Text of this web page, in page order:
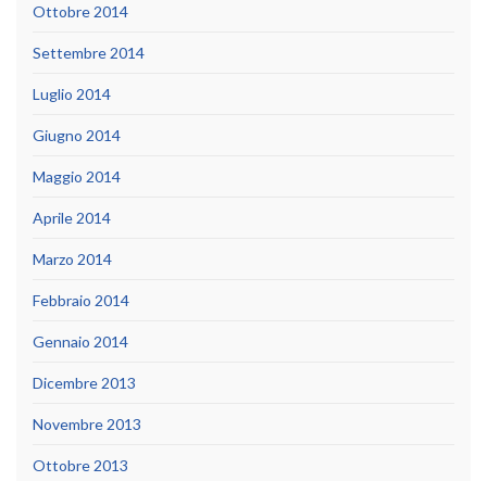
Ottobre 2014
Settembre 2014
Luglio 2014
Giugno 2014
Maggio 2014
Aprile 2014
Marzo 2014
Febbraio 2014
Gennaio 2014
Dicembre 2013
Novembre 2013
Ottobre 2013